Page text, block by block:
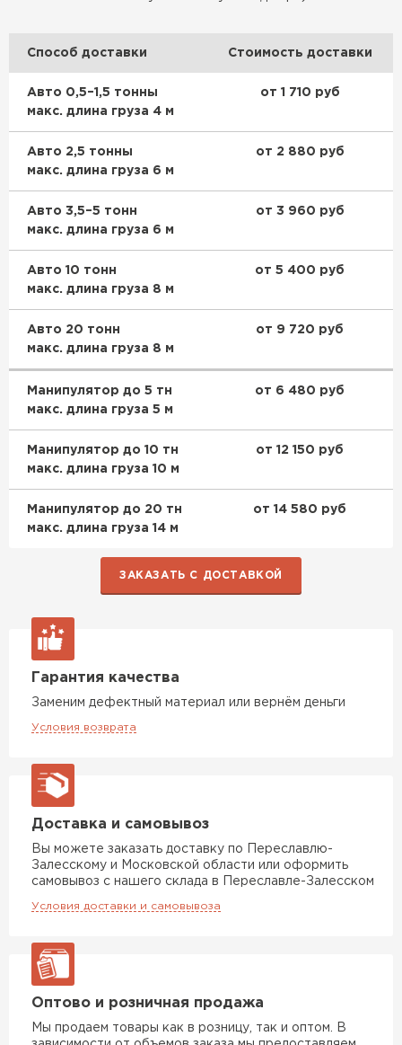
Способ доставки Стоимость доставки
Авто 0,5–1,5 тонны
макс. длина груза 4 м
от 1 710 руб
Авто 2,5 тонны
макс. длина груза 6 м
от 2 880 руб
Авто 3,5–5 тонн
макс. длина груза 6 м
от 3 960 руб
Авто 10 тонн
макс. длина груза 8 м
от 5 400 руб
Авто 20 тонн
макс. длина груза 8 м
от 9 720 руб
Манипулятор до 5 тн
макс. длина груза 5 м
от 6 480 руб
Манипулятор до 10 тн
макс. длина груза 10 м
от 12 150 руб
Манипулятор до 20 тн
макс. длина груза 14 м
от 14 580 руб
ЗАКАЗАТЬ С ДОСТАВКОЙ
Гарантия качества
Заменим дефектный материал или вернём деньги
Условия возврата
Доставка и самовывоз
Вы можете заказать доставку по Переславлю-
Залесскому и Московской области или оформить
самовывоз с нашего склада в Переславле-Залесском
Условия доставки и самовывоза
Оптово и розничная продажа
Мы продаем товары как в розницу, так и оптом. В
ПЕРЕЙТИ
Утеплитель Неман
ПЕРЕЙТИ
Сэндвич-панели
Утеплитель Baswool
ПЕРЕЙТИ